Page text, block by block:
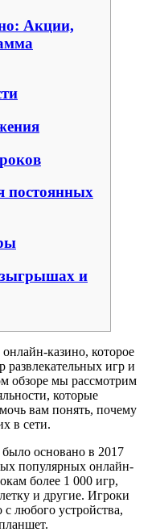
Акции,
постоянных
и
казино, которое
развлекательных игр и
обзоре мы рассмотрим
которые
вам понять, почему
в сети.
было основано в 2017
популярных онлайн-
более 1 000 игр,
и другие. Игроки
с любого устройства,